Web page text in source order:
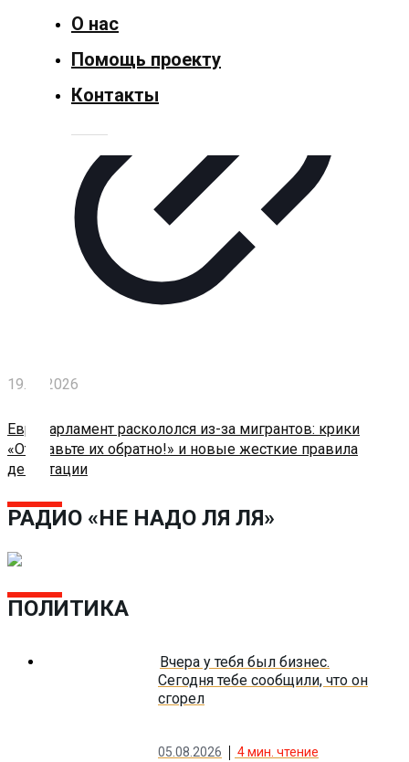
Спорт
Культура
Экономика
Слово
читателя
Блокчейн
Помощь
проекту
О нас
Помощь проекту
Контакты
19.06.2026
Европарламент раскололся из-за мигрантов: крики
«Отправьте их обратно!» и новые жесткие правила
депортации
РАДИО «НЕ НАДО ЛЯ ЛЯ»
ПОЛИТИКА
Вчера у тебя был бизнес.
Сегодня тебе сообщили, что он
сгорел
05.08.2026 4мин. чтение